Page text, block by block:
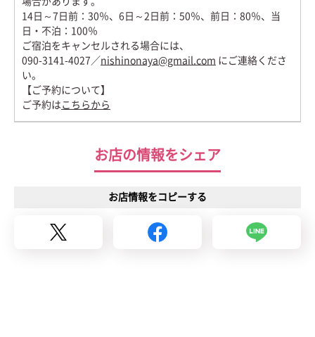
14日～7日前：30％、6日～2日前：50％、前日：80％、当
日・不泊：100％
ご宿泊をキャンセルされる場合には、
090-3141-4027／ nishinonaya@gmail.com にご連絡くださ
い。
【ご予約について】
ご予約は こちらから
お店の情報をシェア
お店情報をコピーする